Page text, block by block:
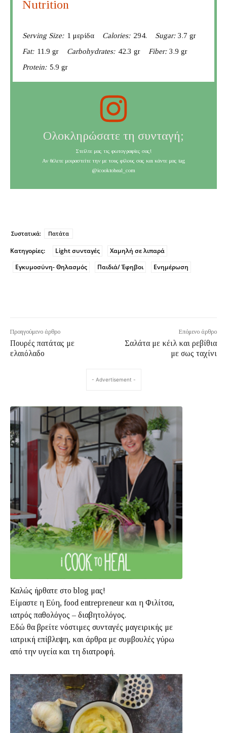
Nutrition
Serving Size: 1 μερίδα Calories: 294. Sugar: 3.7 gr
Fat: 11.9 gr Carbohydrates: 42.3 gr Fiber: 3.9 gr
Protein: 5.9 gr
Ολοκληρώσατε τη συνταγή;
Στείλτε μας τις φωτογραφίες σας!
Αν θέλετε μοιραστείτε την με τους φίλους σας και κάντε μας tag
@icooktoheal_com
Συστατικά: Πατάτα
Κατηγορίες: Light συνταγές
Χαμηλή σε λιπαρά
Εγκυμοσύνη- Θηλασμός
Παιδιά/ Έφηβοι Ενημέρωση
Προηγούμενο άρθρο
Πουρές πατάτας με
ελαιόλαδο
Επόμενο άρθρο
Σαλάτα με κέιλ και ρεβίθια
με σως ταχίνι
- Advertisement -
Καλώς ήρθατε στο blog μας!
Είμαστε η Εύη, food entrepreneur και η Φιλίτσα,
ιατρός παθολόγος – διαβητολόγος.
Εδώ θα βρείτε νόστιμες συνταγές μαγειρικής με
ιατρική επίβλεψη, και άρθρα με συμβουλές γύρω
από την υγεία και τη διατροφή.